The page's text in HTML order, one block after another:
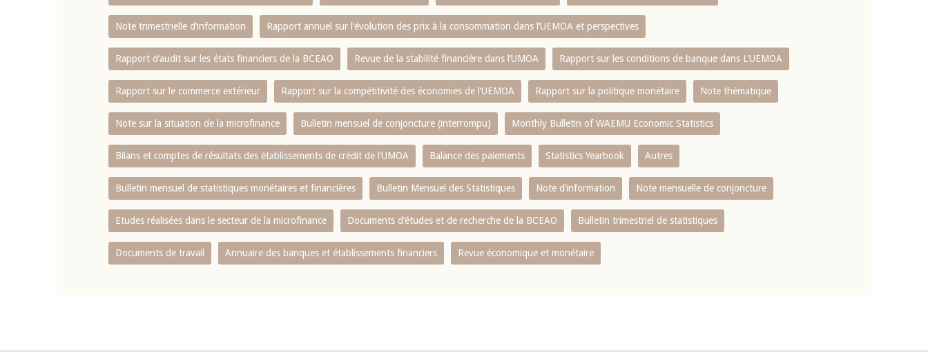
Note trimestrielle d‘information Rapport annuel sur l‘évolution des prix à la consommation dans l‘UEMOA et perspectives
Rapport d‘audit sur les états financiers de la BCEAO Revue de la stabilité financière dans l‘UMOA Rapport sur les conditions de banque dans L‘UEMOA
Rapport sur le commerce extérieur Rapport sur la compétitivité des économies de l‘UEMOA Rapport sur la politique monétaire Note thématique
Note sur la situation de la microfinance Bulletin mensuel de conjoncture (interrompu) Monthly Bulletin of WAEMU Economic Statistics
Bilans et comptes de résultats des établissements de crédit de l‘UMOA Balance des paiements Statistics Yearbook Autres
Bulletin mensuel de statistiques monétaires et financières Bulletin Mensuel des Statistiques Note d’information Note mensuelle de conjoncture
Etudes réalisées dans le secteur de la microfinance Documents d’études et de recherche de la BCEAO Bulletin trimestriel de statistiques
Documents de travail Annuaire des banques et établissements financiers Revue économique et monétaire